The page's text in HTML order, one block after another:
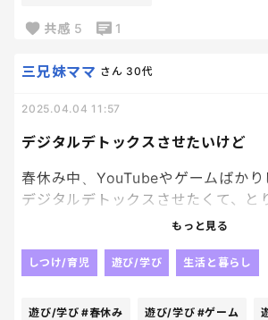
共感 5 1
デジタルデトックスさせたいけど
三兄妹ママ さん 30代
2025.04.04 11:57
春休み中、YouTubeやゲームばかり
デジタルデトックスさせたくて、と
とYouTubeお休みさせてみたけど
それはそれで、暴れ狂ってとんでも
もっと見る
しつけ/育児 遊び/学び 生活と暮らし
遊び/学び #春休み 遊び/学び #ゲーム